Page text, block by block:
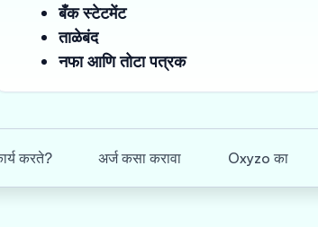
बँक स्टेटमेंट
ताळेबंद
नफा आणि तोटा पत्रक
करते? अर्ज कसा करावा Oxyzo का